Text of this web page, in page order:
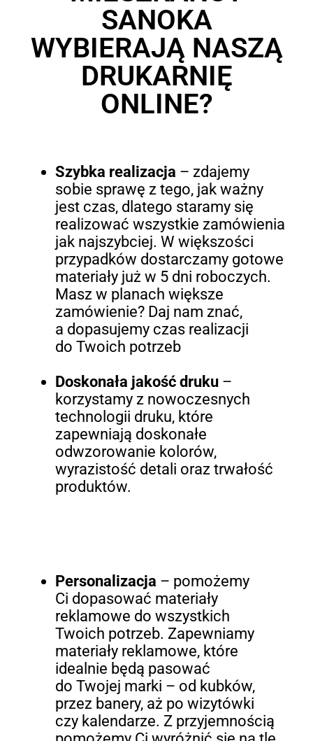
SANOKA
WYBIERAJĄ NASZĄ
DRUKARNIĘ
ONLINE?
Szybka realizacja – zdajemy
sobie sprawę z tego, jak ważny
jest czas, dlatego staramy się
realizować wszystkie zamówienia
jak najszybciej. W większości
przypadków dostarczamy gotowe
materiały już w 5 dni roboczych.
Masz w planach większe
zamówienie? Daj nam znać,
a dopasujemy czas realizacji
do Twoich potrzeb
Doskonała jakość druku–
korzystamy z nowoczesnych
technologii druku, które
zapewniają doskonałe
odwzorowanie kolorów,
wyrazistość detali oraz trwałość
produktów.
Personalizacja – pomożemy
Ci dopasować materiały
reklamowe do wszystkich
Twoich potrzeb. Zapewniamy
materiały reklamowe, które
idealnie będą pasować
do Twojej marki – od kubków,
przez banery, aż po wizytówki
czy kalendarze. Z przyjemnością